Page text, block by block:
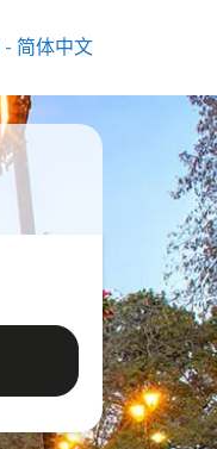
- 简体中文